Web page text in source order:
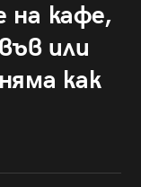
на кафе,
или
как